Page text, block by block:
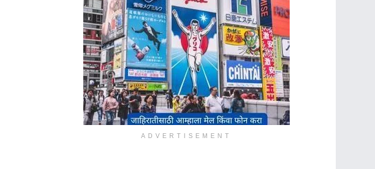
ADVERTISEMENT